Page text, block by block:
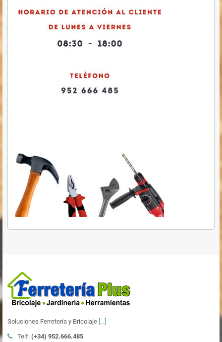
Soluciones Ferretería y Bricolaje [...]
Telf: (+34) 952.666.485